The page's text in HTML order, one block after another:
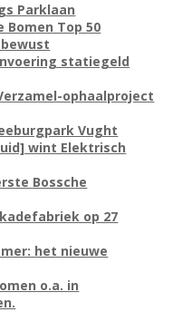
Parklaan
Bomen Top 50
statiegeld
ophaalproject
Vught
wint Elektrisch
Bossche
op 27
het nieuwe
o.a. in